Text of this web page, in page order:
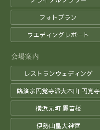
フォトプラン
ウエディングレポート
レストランウェディング
臨済宗円覚寺派大本山 円覚寺
横浜元町 霧笛楼
伊勢山皇大神宮